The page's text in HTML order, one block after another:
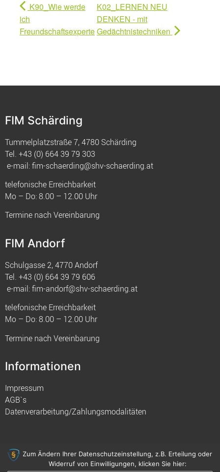
K90_Wie werde
ich
Freundschaftsexperte
K02_LERNEN NEU
DENKEN - mit
Gedächtnistechniken
FIM Schärding
Tummelplatzstraße 7, 4780 Schärding
Tel. +43 (0) 664 39 79 303
e-mail:fim-schaerding@shv-schaerding.at
telefonische Erreichbarkeit
Mo – Do: 8.00 – 12.00 Uhr
Termine nach Vereinbarung
FIM Andorf
Schulgasse 2, 4770 Andorf
Tel. +43 (0) 664 39 79 606
e-mail:fim-andorf@shv-schaerding.at
telefonische Erreichbarkeit
Mo – Do: 8.00 – 12.00 Uhr
Termine nach Vereinbarung
Informationen
Impressum
AGB`s
Datenverarbeitung/Zahlungsmodalitäten
© 2021 FIM
Zum Ändern Ihrer Datenschutzeinstellung, z.B. Erteilung oder
Widerruf von Einwilligungen, klicken Sie hier: